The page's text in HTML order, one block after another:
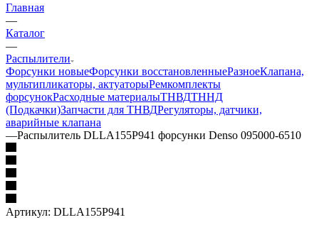
Главная
—
Каталог
—
Распылители
Форсунки новыеФорсунки восстановленныеРазноеКлапана,
мультипликаторы, актуаторыРемкомплекты
форсунокРасходные материалыТНВДТННД
(Подкачки)Запчасти для ТНВДРегуляторы, датчики,
аварийные клапана
—Распылитель DLLA155P941 форсунки Denso 095000-6510
Артикул: DLLA155P941